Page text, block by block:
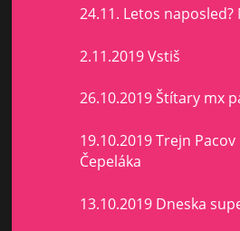
24.11. Letos naposled?
2.11.2019 Vstiš
26.10.2019 Štítary mx
19.10.2019 Trejn
Čepeláka
13.10.2019 Dneska